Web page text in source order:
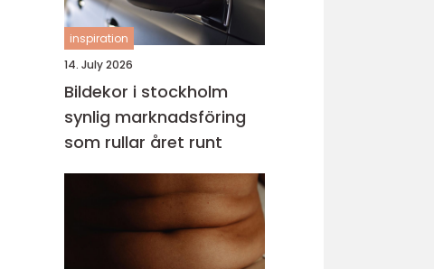
inspiration
14. July 2026
Bildekor i stockholm
synlig marknadsföring
som rullar året runt